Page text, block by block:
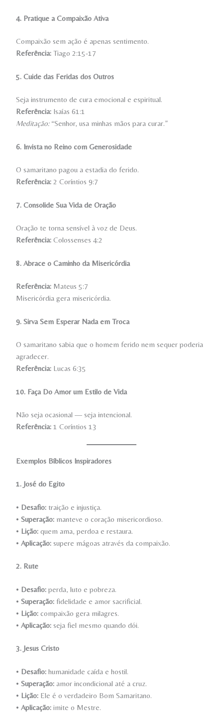
4. Pratique a Compaixão Ativa
Compaixão sem ação é apenas sentimento.
Referência: Tiago 2:15-17
5. Cuide das Feridas dos Outros
Seja instrumento de cura emocional e espiritual.
Referência: Isaías 61:1
Meditação:“Senhor, usa minhas mãos para curar.”
6. Invista no Reino com Generosidade
O samaritano pagou a estadia do ferido.
Referência: 2 Coríntios 9:7
7. Consolide Sua Vida de Oração
Oração te torna sensível à voz de Deus.
Referência: Colossenses 4:2
8. Abrace o Caminho da Misericórdia
Referência: Mateus 5:7
Misericórdia gera misericórdia.
9. Sirva Sem Esperar Nada em Troca
O samaritano sabia que o homem ferido nem sequer poderia
agradecer.
Referência: Lucas 6:35
10. Faça Do Amor um Estilo de Vida
Não seja ocasional — seja intencional.
Referência: 1 Coríntios 13
Exemplos Bíblicos Inspiradores
1. José do Egito
• Desafio: traição e injustiça.
•Superação: manteve o coração misericordioso.
• Lição: quem ama, perdoa e restaura.
•Aplicação: supere mágoas através da compaixão.
2. Rute
• Desafio: perda, luto e pobreza.
•Superação: fidelidade e amor sacrificial.
• Lição: compaixão gera milagres.
•Aplicação: seja fiel mesmo quando dói.
3. Jesus Cristo
• Desafio: humanidade caída e hostil.
•Superação: amor incondicional até a cruz.
• Lição: Ele é o verdadeiro Bom Samaritano.
•Aplicação: imite o Mestre.